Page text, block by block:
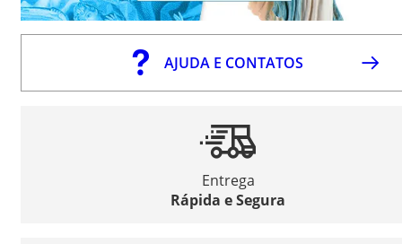
AJUDA E CONTATOS
Entrega
Rápida e Segura